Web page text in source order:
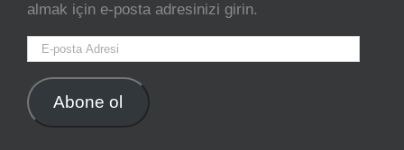
almak için e-posta adresinizi girin.
Adresi
Abone ol